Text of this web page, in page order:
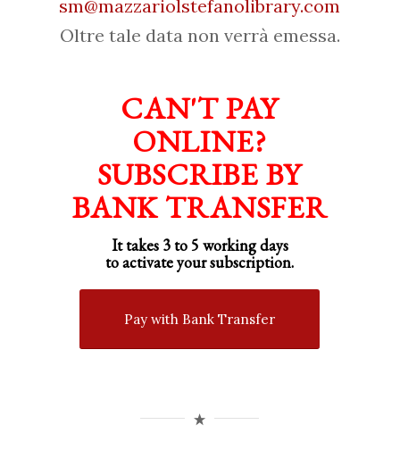
sm@mazzariolstefanolibrary.com
Oltre tale data non verrà emessa.
CAN'T PAY
ONLINE?
SUBSCRIBE BY
BANK TRANSFER
It takes 3 to 5 working days
to activate your subscription.
Pay with Bank Transfer